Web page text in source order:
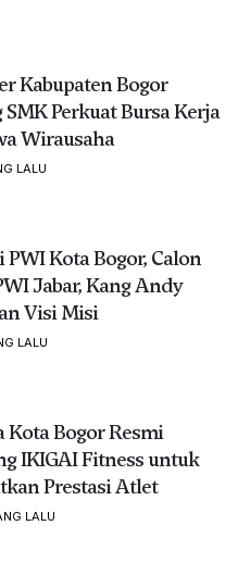
Kabupaten Bogor
Perkuat Bursa Kerja
Wirausaha
LALU
PWI Kota Bogor, Calon
Jabar, Kang Andy
Visi Misi
LALU
Kota Bogor Resmi
IKIGAI Fitness untuk
Prestasi Atlet
LALU